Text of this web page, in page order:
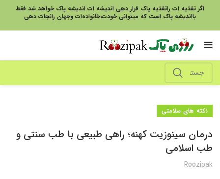
اگر تغذیه ات راتغذیه پاک قرار دهی اندیشه ات اندیشه پاک خواهد شد فقط
بااندیشه پاک است که میتوانی خودت،خانواده‌ات وجهان رانجات دهی
نکته های سلامتی
درمان سینوزیت کهنه؛ راهی طبیعی با طب سنتی و
طب اسلامی
Roozipak